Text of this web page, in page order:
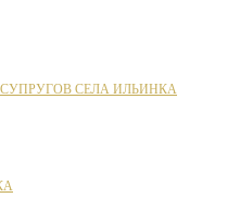
СЕЛА ИЛЬИНКА